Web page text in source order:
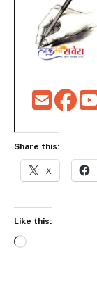
Share this:
X
Like this:
Loading…